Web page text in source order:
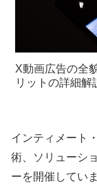
X動画広告の全
リットの詳細解
インティメート
術、ソリューシ
ーを開催してい